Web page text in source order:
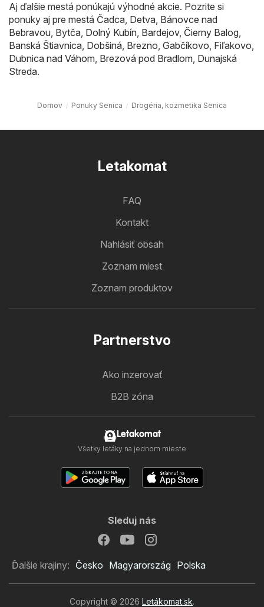
Aj ďalšie mestá ponúkajú výhodné akcie. Pozrite si
ponuky aj pre mestá Čadca, Detva, Bánovce nad
Bebravou, Bytča, Dolný Kubín, Bardejov, Čierny Balog,
Banská Štiavnica, Dobšiná, Brezno, Gabčíkovo, Fiľakovo,
Dubnica nad Váhom, Brezová pod Bradlom, Dunajská
Streda.
Domov Ponuky Senica Drogéria, kozmetika Senica
Letakomat
FAQ
Kontakt
Nahlásiť obsah
Zoznam miest
Zoznam produktov
Partnerstvo
Ako inzerovať
B2B zóna
Letakomat
Všetky letáky na jednom mieste
Sleduj nás
Ďalšie krajiny: Česko Magyarország Polska
Copyright © 2026 Letákomat.sk.